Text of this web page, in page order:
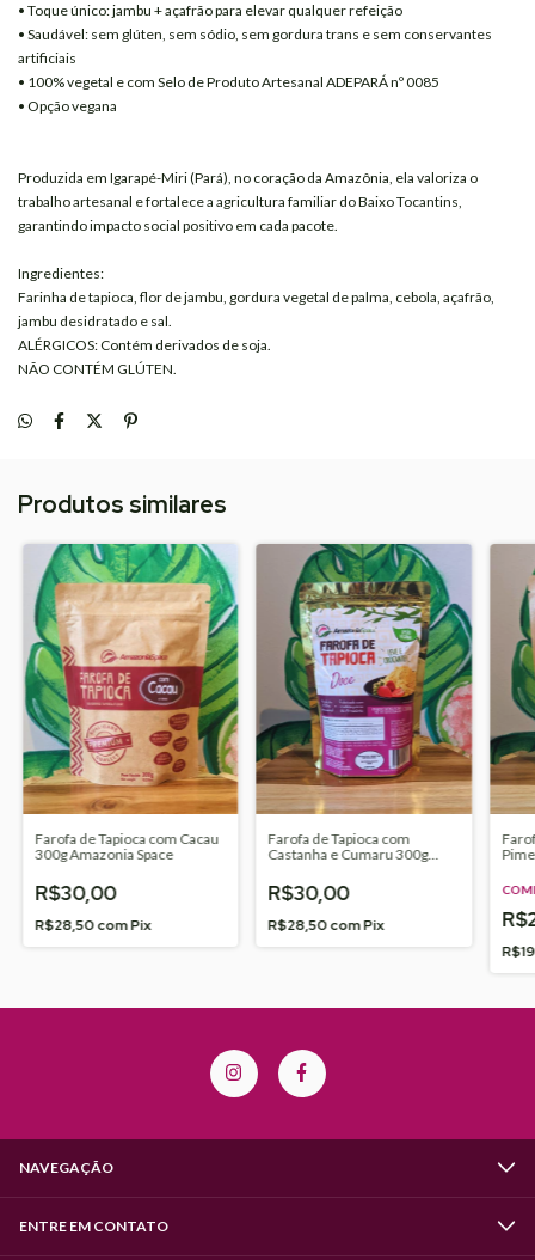
• Toque único: jambu + açafrão para elevar qualquer refeição
• Saudável: sem glúten, sem sódio, sem gordura trans e sem conservantes
artificiais
• 100% vegetal e com Selo de Produto Artesanal ADEPARÁ nº 0085
• Opção vegana
Produzida em Igarapé-Miri (Pará), no coração da Amazônia, ela valoriza o
trabalho artesanal e fortalece a agricultura familiar do Baixo Tocantins,
garantindo impacto social positivo em cada pacote.
Ingredientes:
Farinha de tapioca, flor de jambu, gordura vegetal de palma, cebola, açafrão,
jambu desidratado e sal.
ALÉRGICOS: Contém derivados de soja.
NÃO CONTÉM GLÚTEN.
Produtos similares
Farofa de Tapioca com Cacau
300g Amazonia Space
R$30,00
R$28,50comPix
Farofa de Tapioca com
Castanha e Cumaru 300g
R$30,00
R$28,50comPix
NAVEGAÇÃO
ENTRE EM CONTATO